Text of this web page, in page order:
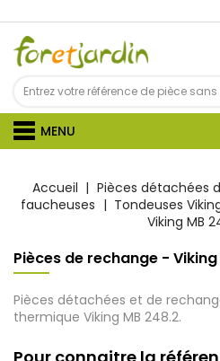
MENU
Accueil Pièces détachées
faucheuses
Tondeuses
Viking MB
Pièces de rechange - Viking
Pièces détachées et de
thermique Viking MB 248.2.